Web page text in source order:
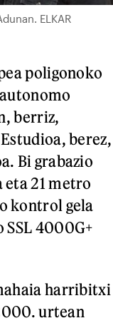
ELKAR
poligonoko
berriz,
berez,
Bi grabazio
21 metro
kontrol gela
4000G+
harribitxi
urtean